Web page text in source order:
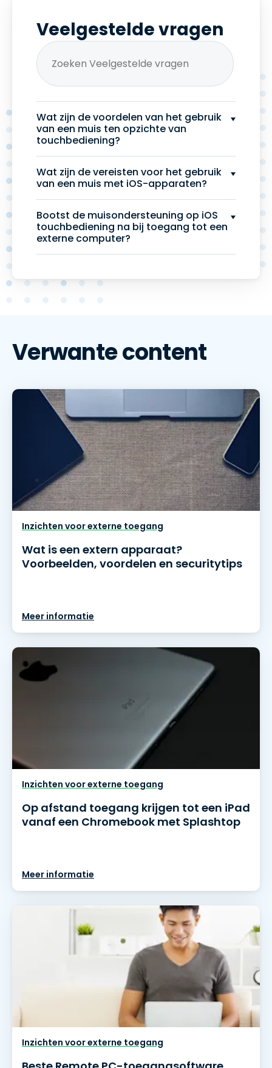
Veelgestelde vragen
Wat zijn de voordelen van het gebruik
van een muis ten opzichte van
touchbediening?
Wat zijn de vereisten voor het gebruik
van een muis met iOS-apparaten?
Bootst de muisondersteuning op iOS
touchbediening na bij toegang tot een
externe computer?
Verwante content
Inzichten voor externe toegang
Wat is een extern apparaat?
Voorbeelden, voordelen en securitytips
Meer informatie
Inzichten voor externe toegang
Op afstand toegang krijgen tot een iPad
vanaf een Chromebook met Splashtop
Meer informatie
Inzichten voor externe toegang